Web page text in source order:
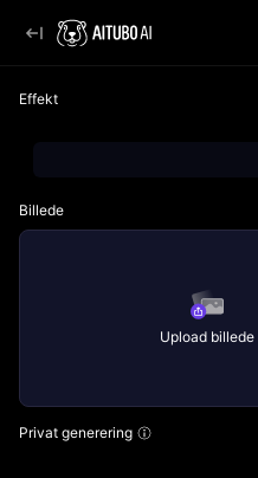
Effekt
Billede
Upload billede
Privat generering